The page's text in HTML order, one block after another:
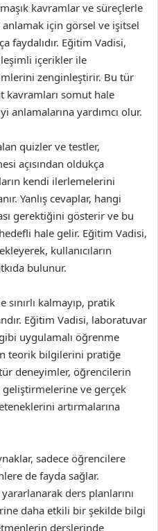
kavramlar ve süreçlerle
için görsel ve işitsel
faydalıdır. Eğitim Vadisi,
içerikler ile
zenginleştirir. Bu tür
kavramları somut hale
yardımcı olur.
quizler ve testler,
açısından oldukça
kendi ilerlemelerini
Yanlış cevaplar, hangi
gerektiğini gösterir ve bu
hale gelir. Eğitim Vadisi,
kullanıcıların
bulunur.
kalmayıp, pratik
Eğitim Vadisi, laboratuvar
uygulamalı öğrenme
teorik bilgilerini pratiğe
deneyimler, öğrencilerin
ve gerçek
artırmalarına
sadece öğrencilere
de fayda sağlar.
ders planlarını
daha etkili bir şekilde bilgi
derslerinde